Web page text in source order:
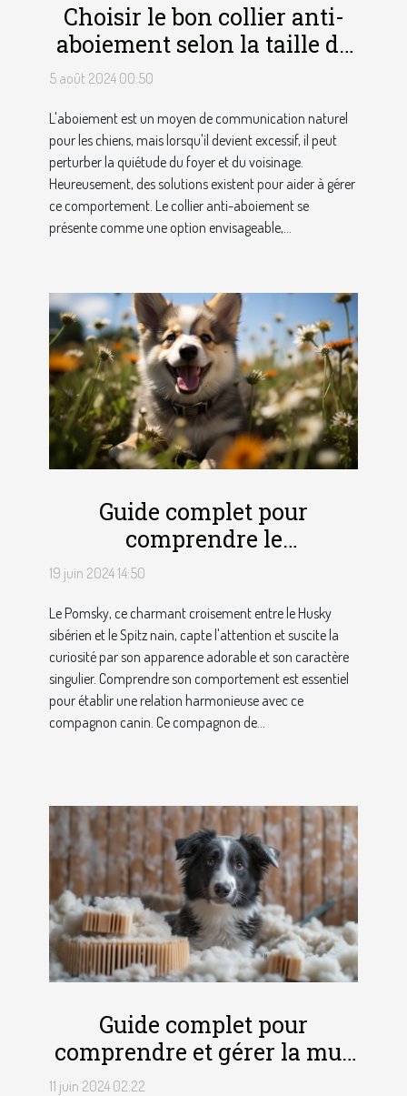
Choisir le bon collier anti-
aboiement selon la taille de
votre chien
5 août 2024 00:50
L'aboiement est un moyen de communication naturel
pour les chiens, mais lorsqu'il devient excessif, il peut
perturber la quiétude du foyer et du voisinage.
Heureusement, des solutions existent pour aider à gérer
ce comportement. Le collier anti-aboiement se
présente comme une option envisageable,...
Guide complet pour
comprendre le
comportement unique du
19 juin 2024 14:50
Le Pomsky, ce charmant croisement entre le Husky
sibérien et le Spitz nain, capte l'attention et suscite la
curiosité par son apparence adorable et son caractère
singulier. Comprendre son comportement est essentiel
pour établir une relation harmonieuse avec ce
compagnon canin. Ce compagnon de...
Guide complet pour
comprendre et gérer la mue
chez le border collie
11 juin 2024 02:22